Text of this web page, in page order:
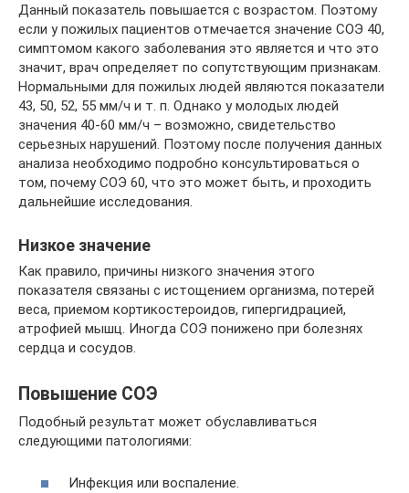
Данный показатель повышается с возрастом. Поэтому
если у пожилых пациентов отмечается значение СОЭ 40,
симптомом какого заболевания это является и что это
значит, врач определяет по сопутствующим признакам.
Нормальными для пожилых людей являются показатели
43, 50, 52, 55 мм/ч и т. п. Однако у молодых людей
значения 40-60 мм/ч – возможно, свидетельство
серьезных нарушений. Поэтому после получения данных
анализа необходимо подробно консультироваться о
том, почему СОЭ 60, что это может быть, и проходить
дальнейшие исследования.
Низкое значение
Как правило, причины низкого значения этого
показателя связаны с истощением организма, потерей
веса, приемом кортикостероидов, гипергидрацией,
атрофией мышц. Иногда СОЭ понижено при болезнях
сердца и сосудов.
Повышение СОЭ
Подобный результат может обуславливаться
следующими патологиями:
Инфекция или воспаление.